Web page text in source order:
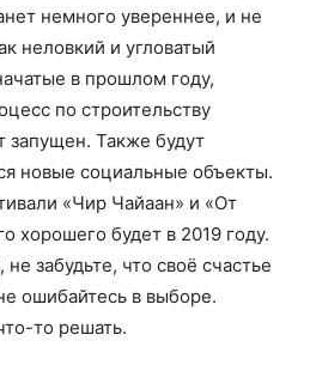
немного увереннее, и не
неловкий и угловатый
в прошлом году,
по строительству
запущен. Также будут
новые социальные объекты.
«Чир Чайаан» и «От
хорошего будет в 2019 году.
забудьте, что своё счастье
ошибайтесь в выборе.
то решать.